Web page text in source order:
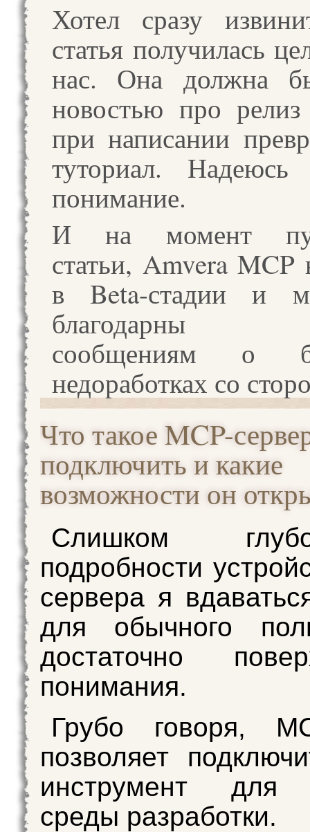
Хотел сразу
статья получилась
нас. Она должна
новостью про
при написании
туториал.
понимание.
И на момент
статьи, Amvera MCP
в Beta-стадии и
благодарны
сообщениям о
недоработках со
Что такое MCP-
подключить и какие
возможности он
Слишком
подробности
сервера я
для обычного
достаточно
понимания.
Грубо говоря,
позволяет
инструмент для
среды разработки.